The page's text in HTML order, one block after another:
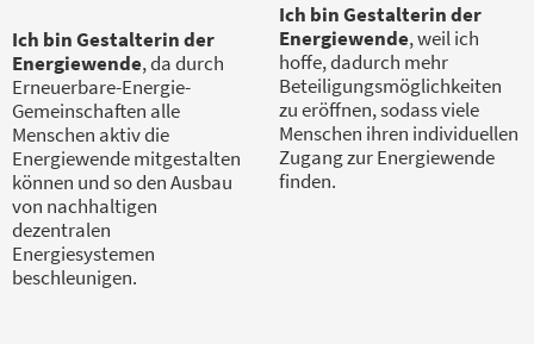
Ich bin Gestalterin der
Energiewende, da durch
Erneuerbare-Energie-
Gemeinschaften alle
Menschen aktiv die
Energiewende mitgestalten
können und so den Ausbau
von nachhaltigen
dezentralen
Energiesystemen
beschleunigen.
Ich bin Gestalterin der
Energiewende, weil ich
hoffe, dadurch mehr
Beteiligungsmöglichkeiten
zu eröffnen, sodass viele
Menschen ihren individuellen
Zugang zur Energiewende
finden.